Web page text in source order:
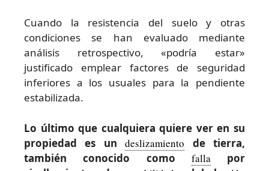
Cuando la resistencia del suelo y otras
condiciones se han evaluado mediante
análisis retrospectivo, «podría estar»
justificado emplear factores de seguridad
inferiores a los usuales para la pendiente
estabilizada.
Lo último que cualquiera quiere ver en su
propiedad es undeslizamiento de tierra,
también conocido como falla por